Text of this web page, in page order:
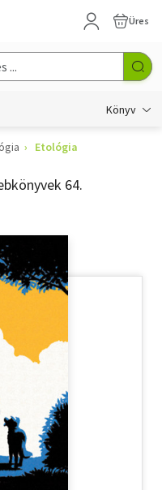
Üres
Könyv
Etológia
64.